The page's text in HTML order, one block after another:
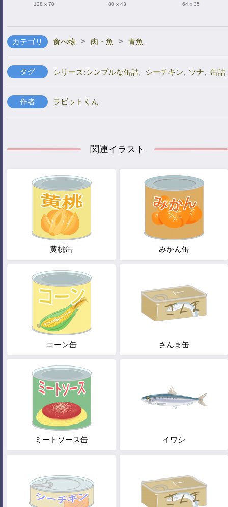
128 x 70 80 x 43 64 x 35
カテゴリ 食べ物 > 肉・魚 > 青魚
タグ シリーズ:シンプルな缶詰, シーチキン, ツナ, 缶詰
作者 ラビットくん
関連イラスト
黄桃缶 みかん缶
コーン缶 さんま缶
ミートソース缶 イワシ